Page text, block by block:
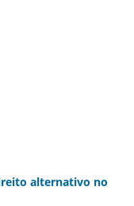
alternativo no